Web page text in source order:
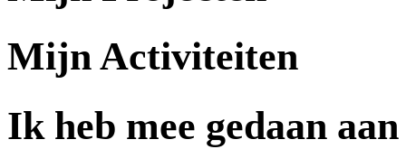
Mijn Activiteiten
Ik heb mee gedaan aan